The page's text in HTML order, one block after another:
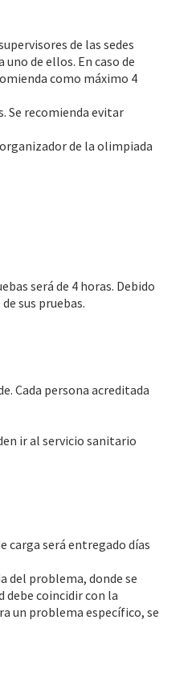
de las sedes
de ellos. En caso de
como máximo 4
Se recomienda evitar
organizador de la olimpiada
será de 4 horas. Debido
sus pruebas.
Cada persona acreditada
ir al servicio sanitario
carga será entregado días
del problema, donde se
debe coincidir con la
un problema específico, se